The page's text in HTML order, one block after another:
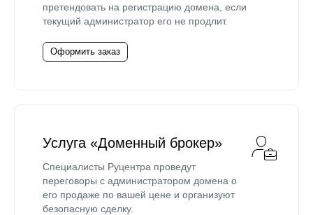
претендовать на регистрацию домена, если
текущий администратор его не продлит.
Оформить заказ
Услуга «Доменный брокер»
Специалисты Руцентра проведут
переговоры с администратором домена о
его продаже по вашей цене и организуют
безопасную сделку.